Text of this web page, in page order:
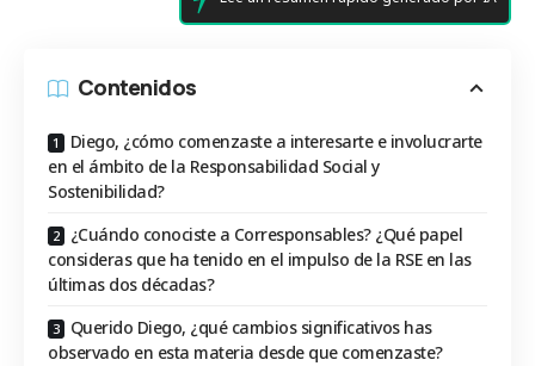
Contenidos
Diego, ¿cómo comenzaste a interesarte e involucrarte
en el ámbito de la Responsabilidad Social y
Sostenibilidad?
¿Cuándo conociste a Corresponsables? ¿Qué papel
consideras que ha tenido en el impulso de la RSE en las
últimas dos décadas?
Querido Diego, ¿qué cambios significativos has
observado en esta materia desde que comenzaste?